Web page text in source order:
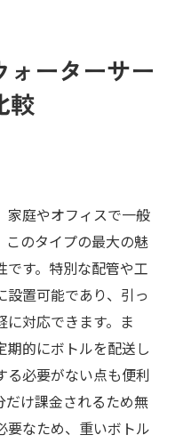
ォーターサー
較
家庭やオフィスで一般
このタイプの最大の魅
す。特別な配管や工
置可能であり、引っ
対応できます。ま
期的にボトルを配送し
る必要がない点も便利
だけ課金されるため無
要なため、重いボトル